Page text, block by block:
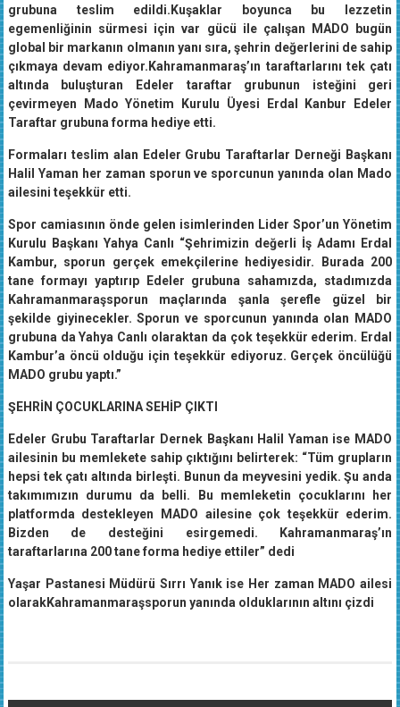
grubuna teslim edildi.Kuşaklar boyunca bu lezzetin
egemenliğinin sürmesi için var gücü ile çalışan MADO bugün
global bir markanın olmanın yanı sıra, şehrin değerlerini de sahip
çıkmaya devam ediyor.Kahramanmaraş’ın taraftarlarını tek çatı
altında buluşturan Edeler taraftar grubunun isteğini geri
çevirmeyen Mado Yönetim Kurulu Üyesi Erdal Kanbur Edeler
Taraftar grubuna forma hediye etti.
Formaları teslim alan Edeler Grubu Taraftarlar Derneği Başkanı
Halil Yaman her zaman sporun ve sporcunun yanında olan Mado
ailesini teşekkür etti.
Spor camiasının önde gelen isimlerinden Lider Spor’un Yönetim
Kurulu Başkanı Yahya Canlı “Şehrimizin değerli İş Adamı Erdal
Kambur, sporun gerçek emekçilerine hediyesidir. Burada 200
tane formayı yaptırıp Edeler grubuna sahamızda, stadımızda
Kahramanmaraşsporun maçlarında şanla şerefle güzel bir
şekilde giyinecekler. Sporun ve sporcunun yanında olan MADO
grubuna da Yahya Canlı olaraktan da çok teşekkür ederim. Erdal
Kambur’a öncü olduğu için teşekkür ediyoruz. Gerçek öncülüğü
MADO grubu yaptı.”
ŞEHRİN ÇOCUKLARINA SEHİP ÇIKTI
Edeler Grubu Taraftarlar Dernek Başkanı Halil Yaman ise MADO
ailesinin bu memlekete sahip çıktığını belirterek: “Tüm grupların
hepsi tek çatı altında birleşti. Bunun da meyvesini yedik. Şu anda
takımımızın durumu da belli. Bu memleketin çocuklarını her
platformda destekleyen MADO ailesine çok teşekkür ederim.
Bizden de desteğini esirgemedi. Kahramanmaraş’ın
taraftarlarına 200 tane forma hediye ettiler” dedi
Yaşar Pastanesi Müdürü Sırrı Yanık ise Her zaman MADO ailesi
olarakKahramanmaraşsporun yanında olduklarının altını çizdi